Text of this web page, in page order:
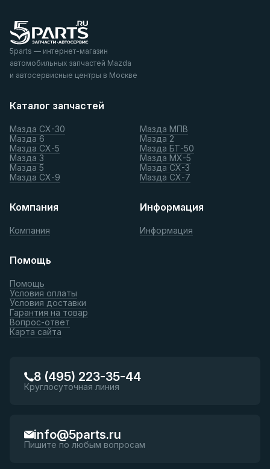
5parts — интернет-магазин
автомобильных запчастей Mazda
и автосервисные центры в Москве
Каталог запчастей
Мазда СХ-30
Мазда 6
Мазда СХ-5
Мазда 3
Мазда 5
Мазда СХ-9
Мазда МПВ
Мазда 2
Мазда БТ-50
Мазда МХ-5
Мазда СХ-3
Мазда СХ-7
Компания
Компания
Информация
Информация
Помощь
Помощь
Условия оплаты
Условия доставки
Гарантия на товар
Вопрос-ответ
Карта сайта
8 (495) 223-35-44
Круглосуточная линия
info@5parts.ru
Пишите по любым вопросам